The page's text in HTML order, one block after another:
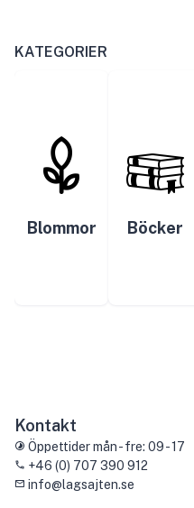
KATEGORIER
Blommor Böcker
Kontakt
Öppettider mån - fre: 09 - 17
+46 (0) 707 390 912
info@lagsajten.se